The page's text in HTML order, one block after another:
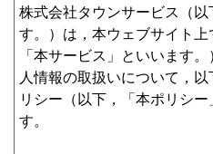
株式会社タウンサービス（
す。）は，本ウェブサイト
「本サービス」といいます
人情報の取扱いについて，
リシー（以下，「本ポリシ
す。